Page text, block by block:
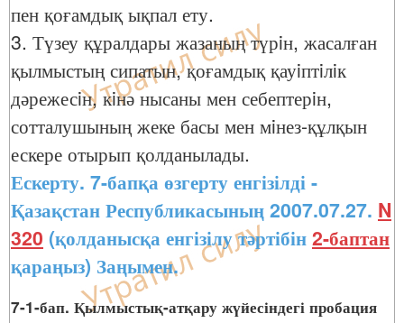
пен қоғамдық ықпал ету.
3. Түзеу құралдары жазаның түрiн, жасалған
қылмыстың сипатын, қоғамдық қауiптiлiк
дәрежесiн, кiнә нысаны мен себептерiн,
сотталушының жеке басы мен мiнез-құлқын
ескере отырып қолданылады.
Ескерту. 7-бапқа өзгерту енгізілді -
Қазақстан Республикасының 2007.07.27. N
320 (қолданысқа енгізілу тәртібін2-баптан
қараңыз) Заңымен.
7-1-бап. Қылмыстық-атқару жүйесіндегі пробация